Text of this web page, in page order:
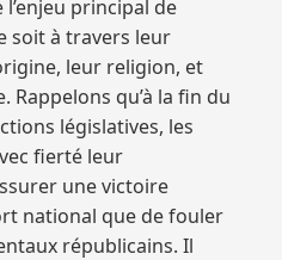
principal de
soit à travers leur
leur religion, et
qu’à la fin du
législatives, les
fierté leur
une victoire
national que de fouler
républicains. Il